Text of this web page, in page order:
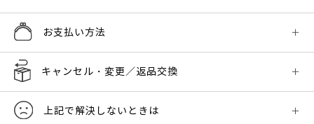
お支払い方法
キャンセル・変更／返品交換
上記で解決しないときは